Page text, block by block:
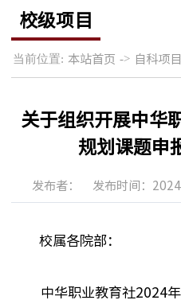
校级项目
当前位置: 本站首页 -> 自科项目
关于组织开展中华
规划课题申
发布者： 发布时间：
校属各院部：
中华职业教育社2024